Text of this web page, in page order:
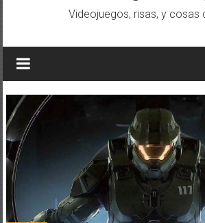
Videojuegos, risas, y cosas